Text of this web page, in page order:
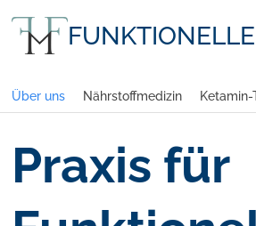
Über uns Nährstoffmedizin
Praxis für